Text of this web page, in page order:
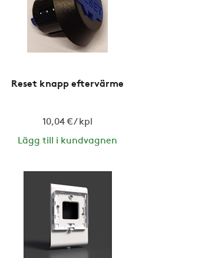
Reset knapp eftervärme
10,04 € / kpl
Lägg till i kundvagnen